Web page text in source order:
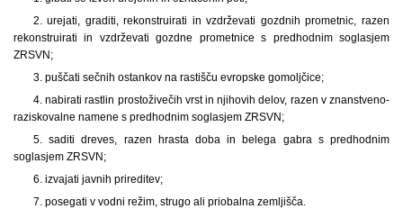
2. urejati, graditi, rekonstruirati in vzdrževati gozdnih prometnic, razen
rekonstruirati in vzdrževati gozdne prometnice s predhodnim soglasjem
ZRSVN;
3. puščati sečnih ostankov na rastišču evropske gomoljčice;
4. nabirati rastlin prostoživečih vrst in njihovih delov, razen v znanstveno-
raziskovalne namene s predhodnim soglasjem ZRSVN;
5. saditi dreves, razen hrasta doba in belega gabra s predhodnim
soglasjem ZRSVN;
6. izvajati javnih prireditev;
7. posegati v vodni režim, strugo ali priobalna zemljišča.